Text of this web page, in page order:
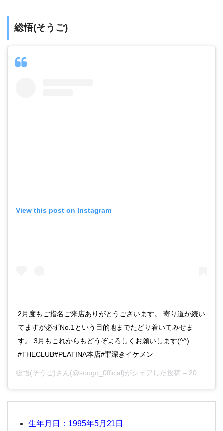
総悟(そうご)
View this post on Instagram
2月度もご指名ご来店ありがとうございます。 寄り道が続い
てますが必ずNo.1という目的地までたどり着いてみせま
す。 3月もこれからもどうぞよろしくお願いします(^^)
#THECLUB#PLATINA本店#罪深きイケメン
総悟(そうご)さん(@sougo_0fficial)がシェアした投稿 – 2019年 3月月1日午前5時28分PST
生年月日：1995年5月21日